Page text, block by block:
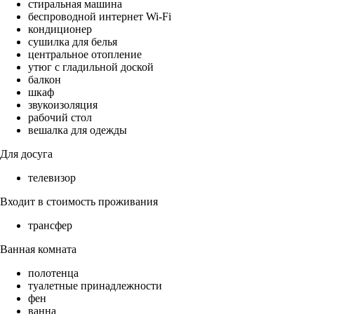
стиральная машина
беспроводной интернет Wi-Fi
кондиционер
сушилка для белья
центральное отопление
утюг с гладильной доской
балкон
шкаф
звукоизоляция
рабочий стол
вешалка для одежды
Для досуга
телевизор
Входит в стоимость проживания
трансфер
Ванная комната
полотенца
туалетные принадлежности
фен
ванна